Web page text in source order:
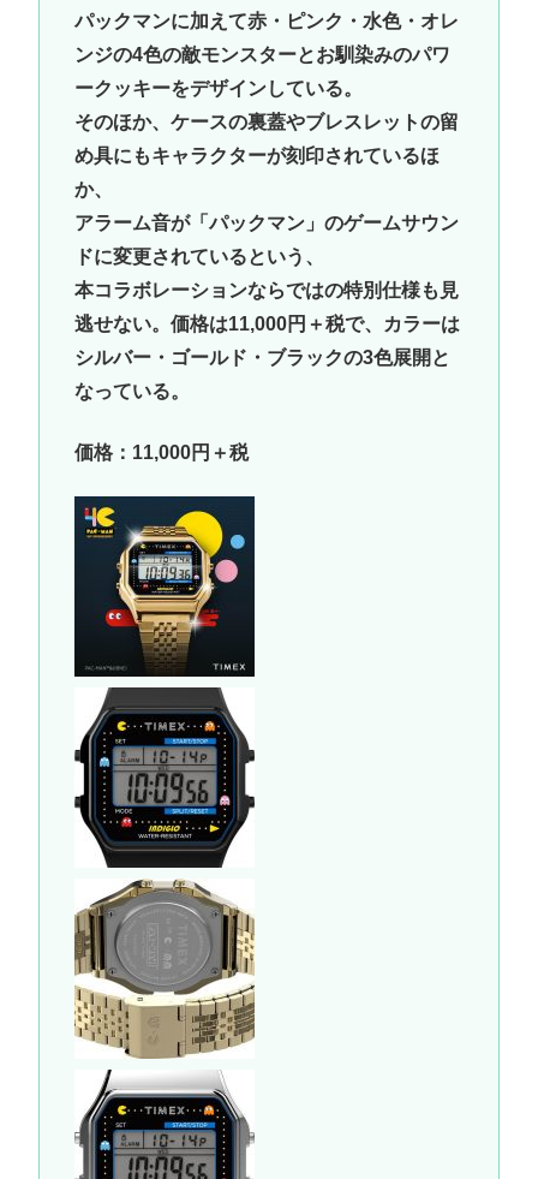
パックマンに加えて赤・ピンク・水色・オレ
ンジの4色の敵モンスターとお馴染みのパワ
ークッキーをデザインしている。
そのほか、ケースの裏蓋やブレスレットの留
め具にもキャラクターが刻印されているほ
か、
アラーム音が「パックマン」のゲームサウン
ドに変更されているという、
本コラボレーションならではの特別仕様も見
逃せない。価格は11,000円＋税で、カラーは
シルバー・ゴールド・ブラックの3色展開と
なっている。
価格：11,000円＋税